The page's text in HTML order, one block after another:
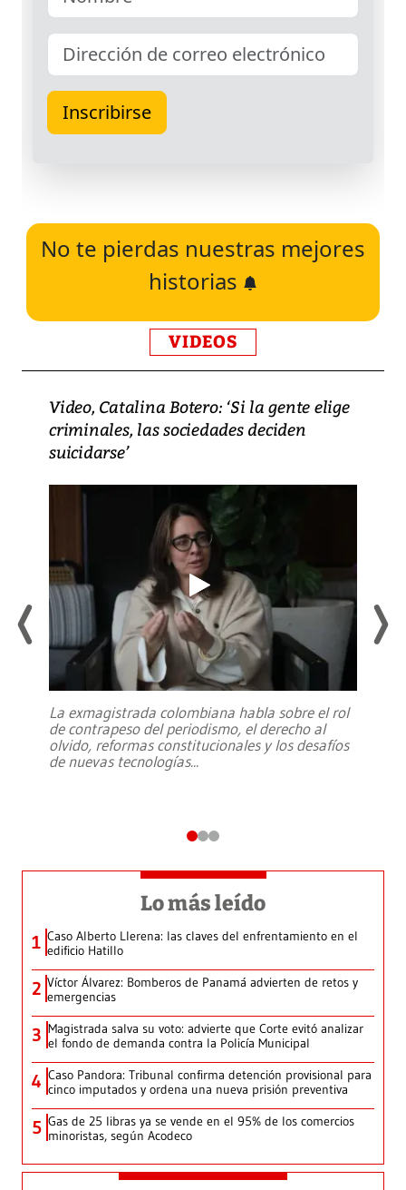
No te pierdas nuestras mejores
historias
VIDEOS
Video, Catalina Botero: ‘Si la gente elige
criminales, las sociedades deciden
suicidarse’
La exmagistrada colombiana habla sobre el rol
de contrapeso del periodismo, el derecho al
olvido, reformas constitucionales y los desafíos
de nuevas tecnologías...
Lo más leído
1 Caso Alberto Llerena: las claves del enfrentamiento en el
edificio Hatillo
2 Víctor Álvarez: Bomberos de Panamá advierten de retos y
emergencias
3 Magistrada salva su voto: advierte que Corte evitó analizar
el fondo de demanda contra la Policía Municipal
4 Caso Pandora: Tribunal confirma detención provisional para
cinco imputados y ordena una nueva prisión preventiva
5 Gas de 25 libras ya se vende en el 95% de los comercios
minoristas, según Acodeco